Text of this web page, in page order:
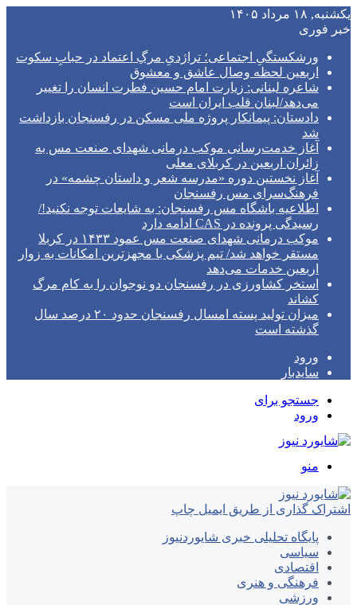
یکشنبه, ۱۸ مرداد ۱۴۰۵
خبر فوری
ورشکستگیِ اجتماعی؛ تراژدیِ مرگِ اعتماد در حبابِ سکوت
اربعین لحظه وصال عاشق و معشوق
شاعره لبنانی: زیارت امام حسین فطرت انسان را تغییر
می‌دهد/لبنان قلب ایران است
دادستان: پیمانکار پروژه ملی مسکن در رفسنجان بازداشت
شد
آغاز خدمت‌رسانی موکب درمانی شهدای صنعت مس به
زائران اربعین در کربلای معلی
آغاز نخستین دوره «مدرسه شعر و داستان چشمه» در
فرهنگ‌سرای مس رفسنجان
اطلاعیه باشگاه مس رفسنجان: به شایعات توجه نکنید!/
رسیدگی پرونده در CAS ادامه دارد
موکب درمانی شهدای صنعت مس عمود ۱۴۳۳ در کربلا
مستقر خواهد شد/ تیم پزشکی با مجهزترین امکانات به زوار
اربعین خدمات می‌دهد
استخر کشاورزی در رفسنجان دو نوجوان را به کام مرگ
کشاند
میزان تولید پسته امسال رفسنجان حدود ۲۰ درصد سال
گذشته است
ورود
سایدبار
جستجو برای
ورود
منو
اشتراک گذاری از طریق ایمیل چاپ
پایگاه تحلیلی خبری شایوردنیوز
سیاسی
اقتصادی
فرهنگی و هنری
ورزشی